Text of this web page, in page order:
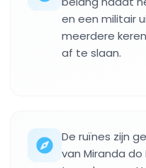
en een militair
meerdere
af te slaan.
De ruïnes zijn
van Miranda